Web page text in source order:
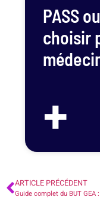
PASS
choisir
+
ARTICLE PRÉCÉDENT